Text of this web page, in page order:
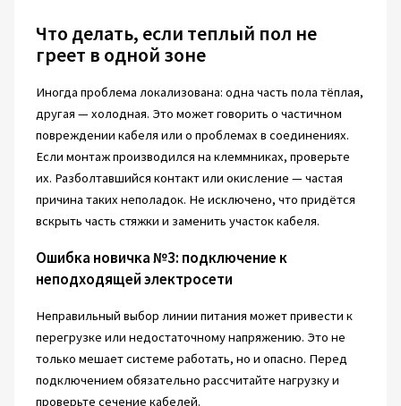
Что делать, если теплый пол не
греет в одной зоне
Иногда проблема локализована: одна часть пола тёплая,
другая — холодная. Это может говорить о частичном
повреждении кабеля или о проблемах в соединениях.
Если монтаж производился на клеммниках, проверьте
их. Разболтавшийся контакт или окисление — частая
причина таких неполадок. Не исключено, что придётся
вскрыть часть стяжки и заменить участок кабеля.
Ошибка новичка №3: подключение к
неподходящей электросети
Неправильный выбор линии питания может привести к
перегрузке или недостаточному напряжению. Это не
только мешает системе работать, но и опасно. Перед
подключением обязательно рассчитайте нагрузку и
проверьте сечение кабелей.